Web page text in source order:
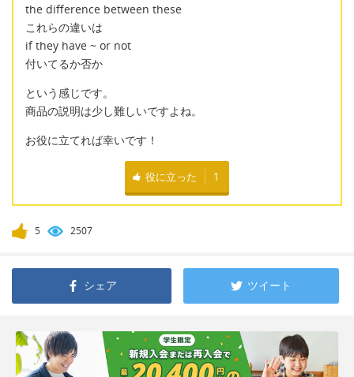
the difference between these
これらの違いは
if they have ~ or not
付いてるか否か
という感じです。
商品の説明は少し難しいですよね。
お役に立てれば幸いです！
役に立った 1
5 2507
シェア ツイート